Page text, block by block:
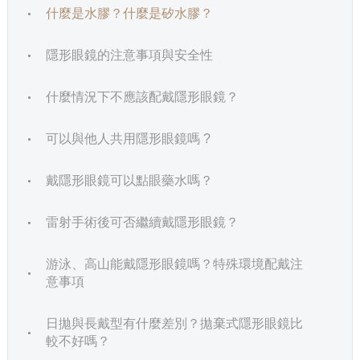
什麼是水膠？什麼是矽水膠？
隱形眼鏡的注意事項與安全性
什麼情況下不應該配戴隱形眼鏡？
可以與他人共用隱形眼鏡嗎 ?
戴隱形眼鏡可以點眼藥水嗎？
雷射手術後可否繼續戴隱形眼鏡？
游泳、高山能戴隱形眼鏡嗎？特殊環境配戴注
意事項
日拋與長戴型有什麼差別？拋棄式隱形眼鏡比
較不好嗎？